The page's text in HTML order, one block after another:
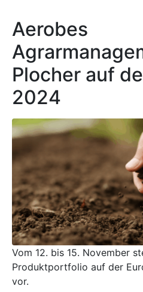
Aerobes
Plocher auf
2024
Vom 12. bis 15. November
Produktportfolio auf der
vor.